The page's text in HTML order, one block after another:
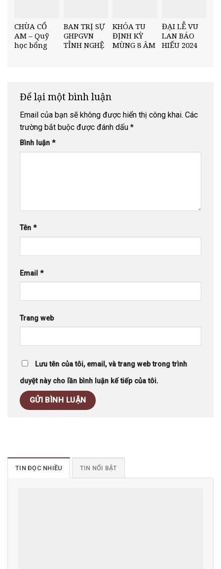
CHÙA CỔ
AM – Quỹ
học bổng
Châu 5
BAN TRỊ SỰ
GHPGVN
TỈNH NGHỆ
SỰ CUỐI
NĂM 2025
KHÓA TU
ĐỊNH KỲ
MÙNG 8 ÂM
ĐẠI LỄ VU
LAN BÁO
HIẾU 2024
Để lại một bình luận
Email của bạn sẽ không được hiển thị công khai. Các
trường bắt buộc được đánh dấu *
Bình luận *
Tên *
Email *
Trang web
Lưu tên của tôi, email, và trang web trong trình
duyệt này cho lần bình luận kế tiếp của tôi.
TIN ĐỌC NHIỀU TIN NỔI BẬT